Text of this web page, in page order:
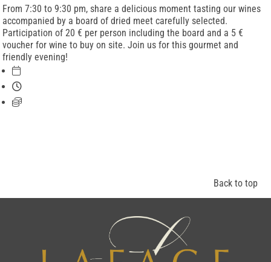
From 7:30 to 9:30 pm, share a delicious moment tasting our wines
accompanied by a board of dried meet carefully selected.
Participation of 20 € per person including the board and a 5 €
voucher for wine to buy on site. Join us for this gourmet and
friendly evening!
Back to top